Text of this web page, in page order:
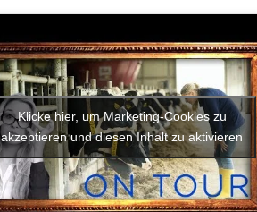
Klicke hier, um Marketing-Cookies zu
akzeptieren und diesen Inhalt zu aktivieren